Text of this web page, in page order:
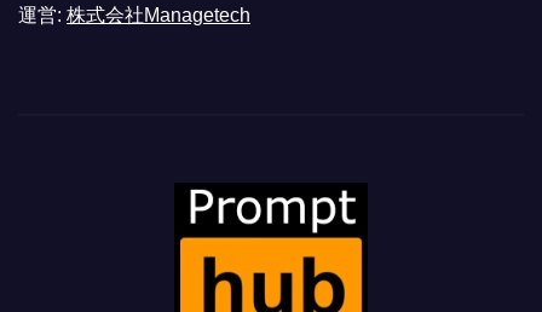
運営: 株式会社Managetech